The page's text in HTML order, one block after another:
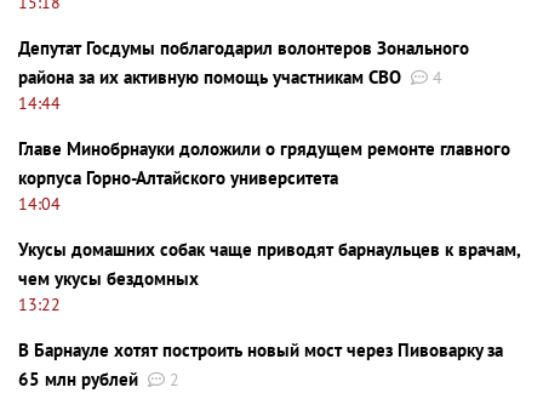
Депутат Госдумы поблагодарил волонтеров Зонального
района за их активную помощь участникам СВО
4
14:44
Главе Минобрнауки доложили о грядущем ремонте главного
корпуса Горно-Алтайского университета
14:04
Укусы домашних собак чаще приводят барнаульцев к врачам,
чем укусы бездомных
13:22
В Барнауле хотят построить новый мост через Пивоварку за
65 млн рублей
2